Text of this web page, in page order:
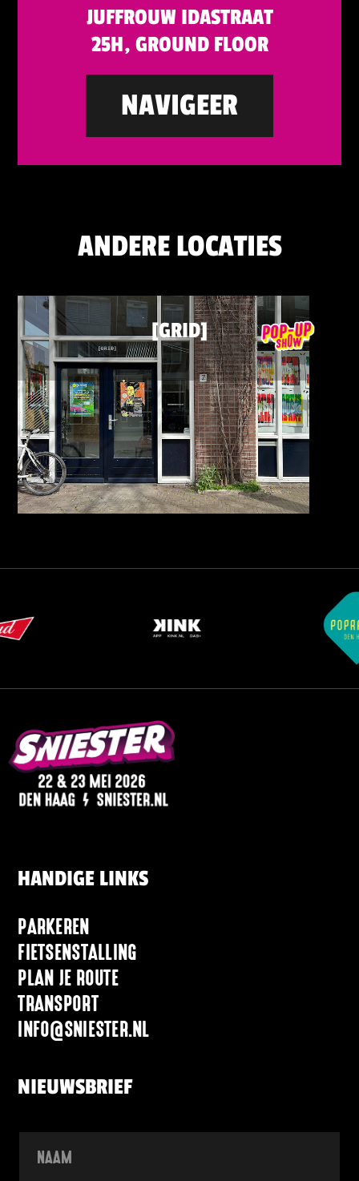
JUFFROUW IDASTRAAT
25H, GROUND FLOOR
NAVIGEER
ANDERE LOCATIES
[GRID]
HANDIGE LINKS
PARKEREN
FIETSENSTALLING
PLAN JE ROUTE
TRANSPORT
INFO@SNIESTER.NL
NIEUWSBRIEF